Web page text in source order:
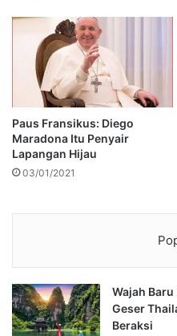
Paus Fransikus: Diego
Maradona Itu Penyair
Lapangan Hijau
03/01/2021
Wajah
Geser
Beraksi